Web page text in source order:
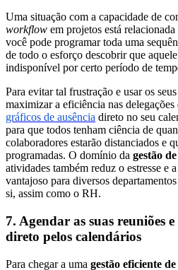
Uma situação com a capacidade de
workflow em projetos está
você pode programar toda uma
de todo o esforço descobrir que
indisponível por certo período de
Para evitar tal frustração e usar os
maximizar a eficiência nas
gráficos de ausência direto no seu
para que todos tenham ciência de
colaboradores estarão distanciados e
programadas. O domínio da gestão
atividades também reduz o estresse e
vantajoso para diversos
si, assim como o RH.
7. Agendar as suas reuniões
direto pelos calendários
Para chegar a uma gestão eficiente